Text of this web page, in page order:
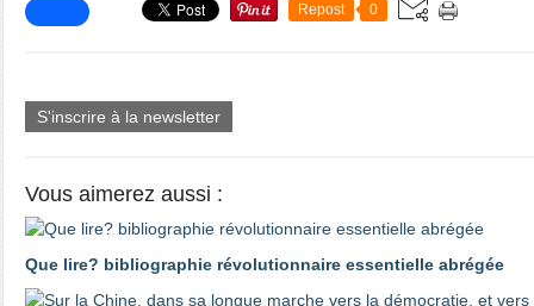
Repost 0
S'inscrire à la newsletter
Vous aimerez aussi :
Que lire? bibliographie révolutionnaire essentielle abrégée